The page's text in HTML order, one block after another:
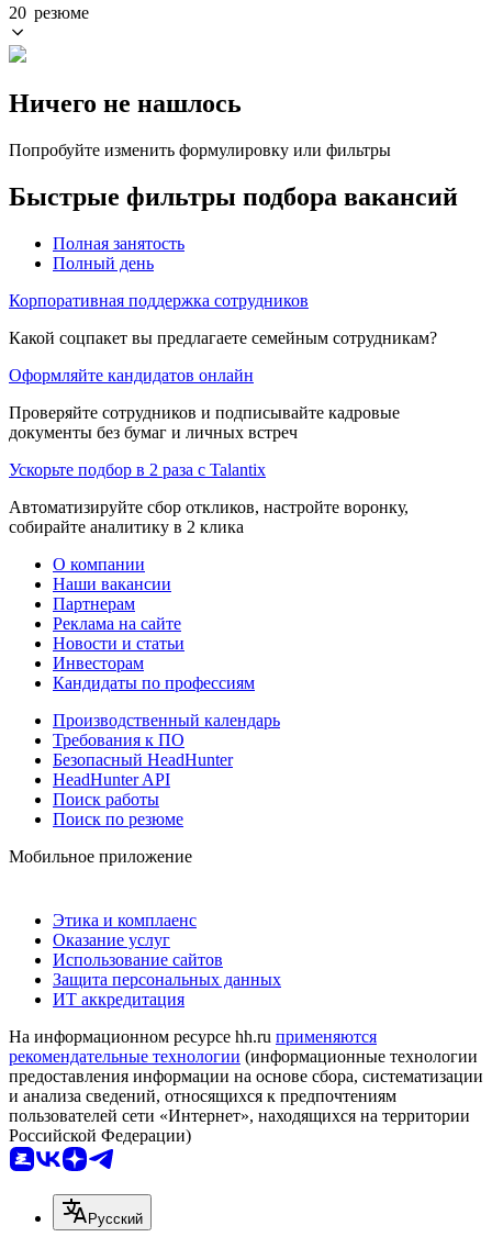
20 резюме
Ничего не нашлось
Попробуйте изменить формулировку или фильтры
Быстрые фильтры подбора вакансий
Полная занятость
Полный день
Корпоративная поддержка сотрудников
Какой соцпакет вы предлагаете семейным сотрудникам?
Оформляйте кандидатов онлайн
Проверяйте сотрудников и подписывайте кадровые
документы без бумаг и личных встреч
Ускорьте подбор в 2 раза с Talantix
Автоматизируйте сбор откликов, настройте воронку,
собирайте аналитику в 2 клика
О компании
Наши вакансии
Партнерам
Реклама на сайте
Новости и статьи
Инвесторам
Кандидаты по профессиям
Производственный календарь
Требования к ПО
Безопасный HeadHunter
HeadHunter API
Поиск работы
Поиск по резюме
Мобильное приложение
Этика и комплаенс
Оказание услуг
Использование сайтов
Защита персональных данных
ИТ аккредитация
На информационном ресурсе hh.ru применяются
рекомендательные технологии (информационные технологии
предоставления информации на основе сбора, систематизации
и анализа сведений, относящихся к предпочтениям
пользователей сети «Интернет», находящихся на территории
Российской Федерации)
Русский